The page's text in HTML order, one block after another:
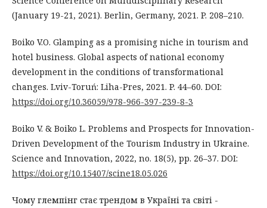
(January 19-21, 2021). Berlin, Germany, 2021. P. 208–210.
Boiko V.O. Glamping as a promising niche in tourism and
hotel business. Global aspects of national economy
development in the conditions of transformational
changes. Lviv-Toruń: Liha-Pres, 2021. P. 44–60. DOI:
https://doi.org/10.36059/978-966-397-239-8-3
Boiko V. & Boiko L. Problems and Prospects for Innovation-
Driven Development of the Tourism Industry in Ukraine.
Science and Innovation, 2022, no. 18(5), pp. 26–37. DOI:
https://doi.org/10.15407/scine18.05.026
Чому глемпінг стає трендом в Україні та світі -